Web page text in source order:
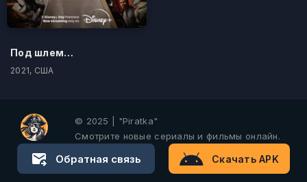
Под шлемом: Наследие Бобы Фетта
2021, США
© 2025 | "Piratka"
Смотрите новые сериалы и фильмы онлайн.
Обратная связь Скачать APK